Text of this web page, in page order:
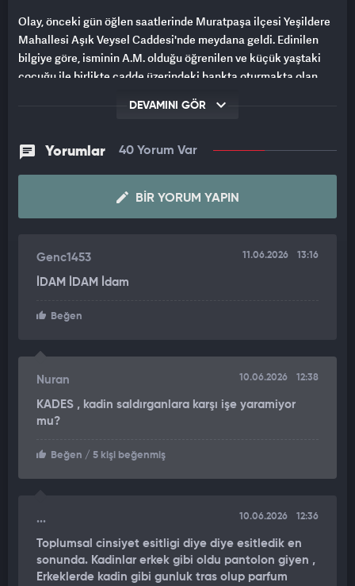
Olay, önceki gün öğlen saatlerinde Muratpaşa ilçesi Yeşildere
Mahallesi Aşık Veysel Caddesi'nde meydana geldi. Edinilen
bilgiye göre, isminin A.M. olduğu öğrenilen ve küçük yaştaki
çocuğu ile birlikte cadde üzerindeki bankta oturmakta olan
otomobil yaklaştı. Araçtan inen 5 kadın çocuğu ile birlikte
ACI İÇİNDE YERDE KIVRANDI
Kimliği belirsiz 5 kadının tekme ve yumruklu saldırısına maruz
kalan kadın çevreden yardım isterken, darp eden kadınlardan
hemcinslerinin saldırısına uğrayan A.M. acı içinde yerde
kıvranırken, olaya karışan kadınlar ise geldikleri araca binerek
uzaklaştı. Olayın ardından genç kadın polis merkezine giderek
şahıslar hakkında şikayetçi olurken, polis ekiplerinin olayla
ilgili incelemesi sürüyor.
SANİYE SANİYE YANSIDI
yansıdı. Görüntülerde bir aracın bankta oturan kadın ve
görüldü. Ayrıca, dün akşam saatlerinde ise genç kadını darp
DEVAMINI GÖR
Yorumlar 40 Yorum Var
BIR YORUM YAPIN
Genc1453 11.06.2026 13:16
İDAM İDAM İdam
Beğen
Nuran 10.06.2026 12:38
KADES , kadin saldırganlara karşı işe yaramiyor
mu?
Beğen / 5 kişi beğenmiş
... 10.06.2026 12:36
Toplumsal cinsiyet esitligi diye diye esitledik en
sonunda. Kadinlar erkek gibi oldu pantolon giyen ,
Erkeklerde kadin gibi gunluk tras olup parfum